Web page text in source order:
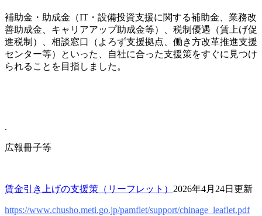
補助金・助成金（IT・設備投資支援に関する補助金、業務改
善助成金、キャリアアップ助成金等）、税制優遇（賃上げ促
進税制）、相談窓口（よろず支援拠点、働き方改革推進支援
センター等）といった、自社に合った支援策をすぐに見つけ
られることを目指しました。
.
広報冊子等
賃金引き上げの支援策（リーフレット） 2026年4月24日更新
https://www.chusho.meti.go.jp/pamflet/support/chinage_leaflet.pdf